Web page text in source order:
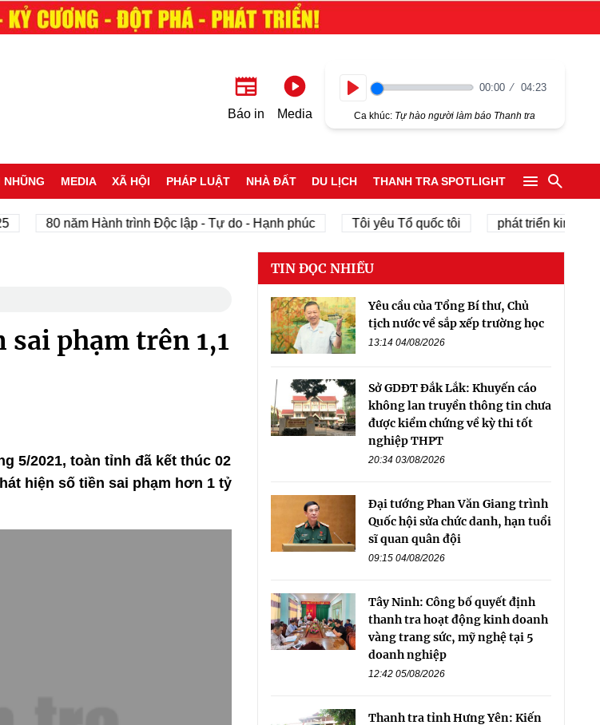
Báo in Media
00:00 04:23
Ca khúc: Tự hào người làm báo Thanh tra
NHŨNG MEDIA XÃ HỘI PHÁP LUẬT NHÀ ĐẤT DU LỊCH THANH TRA SPOTLIGHT
80 năm Hành trình Độc lập - Tự do - Hạnh phúc Tôi yêu Tổ quốc tôi phát triển kinh tế tư
phạm trên 1,1
5/2021, toàn tỉnh đã kết thúc 02
hiện số tiền sai phạm hơn 1 tỷ
TIN ĐỌC NHIỀU
Yêu cầu của Tổng Bí thư, Chủ
tịch nước về sắp xếp trường học
13:14 04/08/2026
Sở GDĐT Đắk Lắk: Khuyến cáo
không lan truyền thông tin chưa
được kiểm chứng về kỳ thi tốt
nghiệp THPT
20:34 03/08/2026
Đại tướng Phan Văn Giang trình
Quốc hội sửa chức danh, hạn tuổi
sĩ quan quân đội
09:15 04/08/2026
Tây Ninh: Công bố quyết định
thanh tra hoạt động kinh doanh
vàng trang sức, mỹ nghệ tại 5
doanh nghiệp
12:42 05/08/2026
Thanh tra tỉnh Hưng Yên: Kiến